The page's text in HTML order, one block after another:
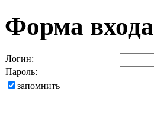
Форма входа
Логин:
Пароль:
запомнить